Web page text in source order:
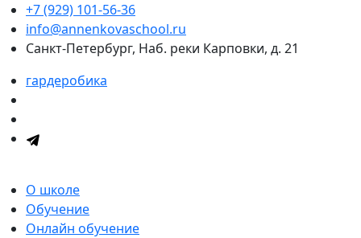
+7 (929) 101-56-36
info@annenkovaschool.ru
Санкт-Петербург, Наб. реки Карповки, д. 21
гардеробика
О школе
Обучение
Онлайн обучение